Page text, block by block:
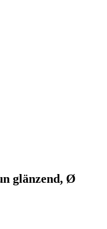
glänzend, Ø